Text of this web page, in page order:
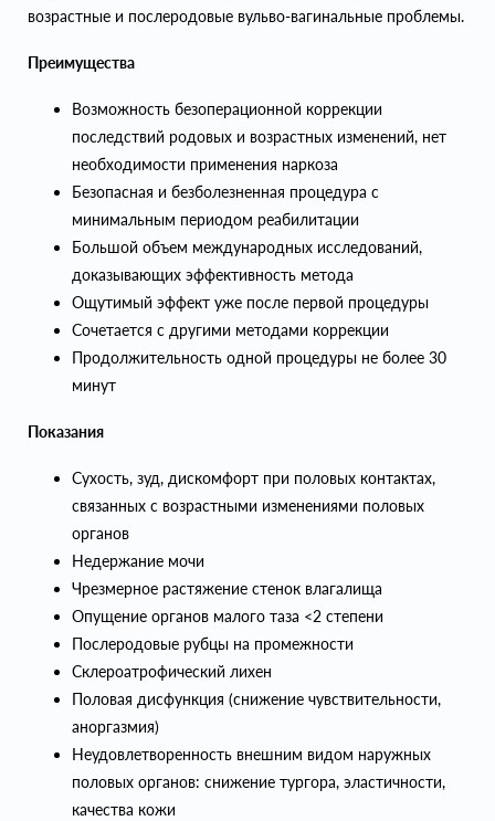
возрастные и послеродовые вульво-вагинальные проблемы.
Преимущества
Возможность безоперационной коррекции
последствий родовых и возрастных изменений, нет
необходимости применения наркоза
Безопасная и безболезненная процедура с
минимальным периодом реабилитации
Большой объем международных исследований,
доказывающих эффективность метода
Ощутимый эффект уже после первой процедуры
Сочетается с другими методами коррекции
Продолжительность одной процедуры не более 30
минут
Показания
Сухость, зуд, дискомфорт при половых контактах,
связанных с возрастными изменениями половых
органов
Недержание мочи
Чрезмерное растяжение стенок влагалища
Опущение органов малого таза <2 степени
Послеродовые рубцы на промежности
Склероатрофический лихен
Половая дисфункция (снижение чувствительности,
аноргазмия)
Неудовлетворенность внешним видом наружных
половых органов: снижение тургора, эластичности,
качества кожи